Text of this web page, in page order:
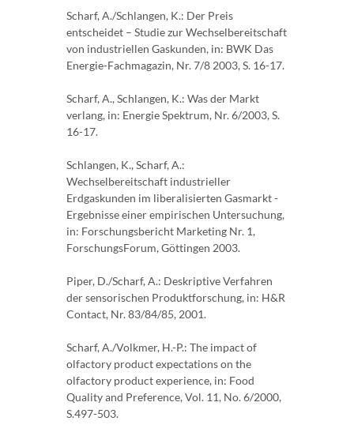
Scharf, A./Schlangen, K.: Der Preis
entscheidet – Studie zur Wechselbereitschaft
von industriellen Gaskunden, in: BWK Das
Energie-Fachmagazin, Nr. 7/8 2003, S. 16-17.
Scharf, A., Schlangen, K.: Was der Markt
verlang, in: Energie Spektrum, Nr. 6/2003, S.
16-17.
Schlangen, K., Scharf, A.:
Wechselbereitschaft industrieller
Erdgaskunden im liberalisierten Gasmarkt -
Ergebnisse einer empirischen Untersuchung,
in: Forschungsbericht Marketing Nr. 1,
ForschungsForum, Göttingen 2003.
Piper, D./Scharf, A.: Deskriptive Verfahren
der sensorischen Produktforschung, in: H&R
Contact, Nr. 83/84/85, 2001.
Scharf, A./Volkmer, H.-P.: The impact of
olfactory product expectations on the
olfactory pro­duct experience, in: Food
Quality and Preference, Vol. 11, No. 6/2000,
S.497-503.